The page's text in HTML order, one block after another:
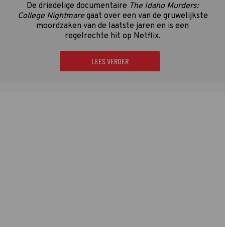
De driedelige documentaire The Idaho Murders:
College Nightmaregaat over een van de gruwelijkste
moordzaken van de laatste jaren en is een
regelrechte hit op Netflix.
LEES VERDER